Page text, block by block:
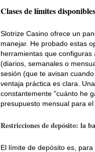
Clases de límites
Slotrize Casino ofrece un
manejar. He probado estas
herramientas que
(diarios, semanales o
sesión (que te avisan
ventaja práctica es clara.
constantemente "cuánto he
presupuesto mensual para
Restricciones de depósito: la
El límite de depósito es,